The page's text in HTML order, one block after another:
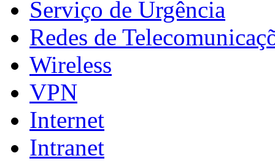
Serviço de Urgência
Redes de
Wireless
VPN
Internet
Intranet